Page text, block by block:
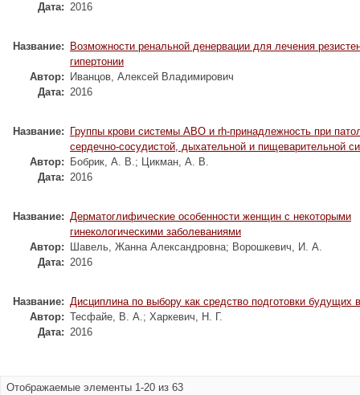
Дата: 2016
Название:
Возможности ренальной денервации для лечения
гипертонии
Автор:
Иванцов, Алексей Владимирович
Дата: 2016
Название:
Группы крови системы АВО и rh-принадлежность при
сердечно-сосудистой, дыхательной и пищеварительной
Автор:
Бобрик, А. В.; Цикман, А. В.
Дата: 2016
Название: Дерматоглифические особенности женщин с некоторыми
гинекологическими заболеваниями
Автор:
Шавель, Жанна Александровна; Ворошкевич, И. А.
Дата: 2016
Название: Дисциплина по выбору как средство подготовки будущих
Автор: Тесфайе, В. А.; Харкевич, Н. Г.
Дата: 2016
Отображаемые элементы 1-20 из 63